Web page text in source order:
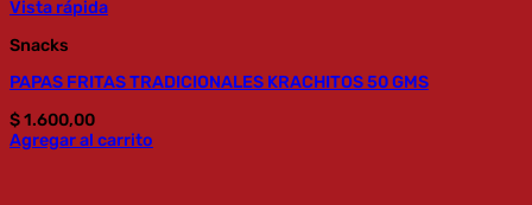
Vista rápida
Snacks
PAPAS FRITAS TRADICIONALES KRACHITOS 50 GMS
$1.600,00
Agregar al carrito